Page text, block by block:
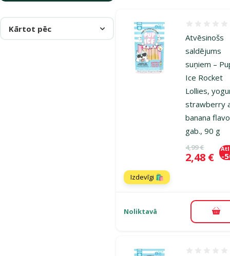
Kārtot pēc
Atvēsinošs
saldējums
suņiem –
Ice Rocket
Lollies,
strawberry
banana
gab., 90 g
Oriģinālā
4,99 €
Cena
2,48 € -
Izdevīgi 🛍️
Noliktavā